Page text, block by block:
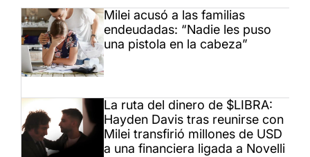
Milei acusó a las familias
endeudadas: “Nadie les puso
una pistola en la cabeza”
La ruta del dinero de $LIBRA:
Hayden Davis tras reunirse con
Milei transfirió millones de USD
a una financiera ligada a Novelli